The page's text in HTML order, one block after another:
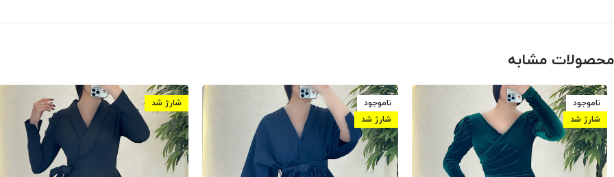
محصولات مشابه
ناموجود
شارژ شد
ناموجود
شارژ شد
شارژ شد